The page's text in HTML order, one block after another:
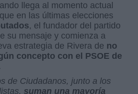
llega al momento actual
en las últimas elecciones
, el fundador del partido
su mensaje y comienza a
estrategia de Rivera de no
concepto con el PSOE de
de Ciudadanos, junto a los
suman una mayoría